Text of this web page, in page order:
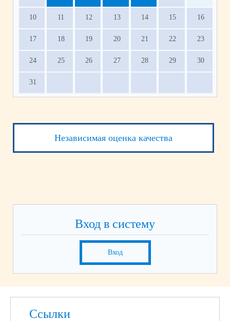
10 11 12 13 14 15 16
17 18 19 20 21 22 23
24 25 26 27 28 29 30
31
Независимая оценка качества
Вход в систему
Вход
Ссылки